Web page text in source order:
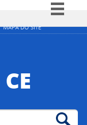
MAPA DO SITE
Simplifique!
à informação
Legislação